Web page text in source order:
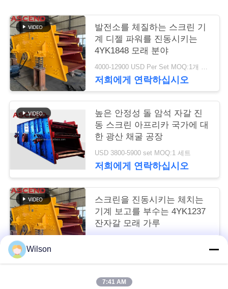
문
을
요
구
하
세
요
사
이
트
맵
개
발전소를 체질하는 스크린 기
계 디젤 파워를 진동시키는
4YK1848 모래 분야
저희에게 연락하십시오
높은 안정성 돌 암석 자갈 진
동 스크린 아프리카 국가에 대
한 광산 채굴 공장
USD 3800-5900 set MOQ:1 세트
저희에게 연락하십시오
스크린을 진동시키는 체치는
기계 보고를 부수는 4YK1237
잔자갈 모래 가루
Wilson
7:41 AM